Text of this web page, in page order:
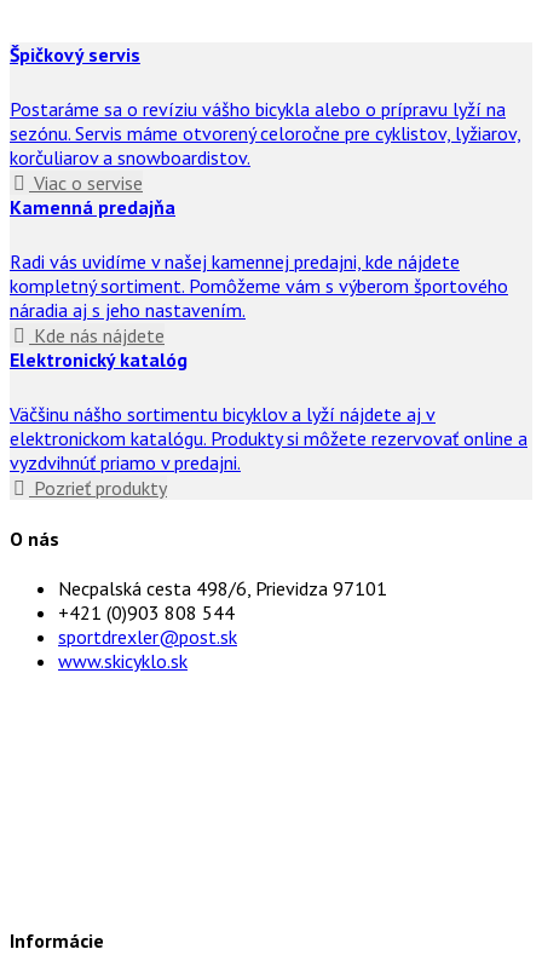
Špičkový servis
Postaráme sa o revíziu vášho bicykla alebo o prípravu lyží na
sezónu. Servis máme otvorený celoročne pre cyklistov, lyžiarov,
korčuliarov a snowboardistov.
Viac o servise
Kamenná predajňa
Radi vás uvidíme v našej kamennej predajni, kde nájdete
kompletný sortiment. Pomôžeme vám s výberom športového
náradia aj s jeho nastavením.
Kde nás nájdete
Elektronický katalóg
Väčšinu nášho sortimentu bicyklov a lyží nájdete aj v
elektronickom katalógu. Produkty si môžete rezervovať online a
vyzdvihnúť priamo v predajni.
Pozrieť produkty
O nás
Necpalská cesta 498/6, Prievidza 97101
+421 (0)903 808 544
sportdrexler@post.sk
www.skicyklo.sk
Informácie